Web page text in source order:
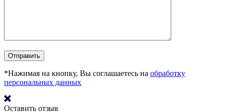
*Нажимая на кнопку, Вы соглашаетесь на обработку
персональных данных
Оставить отзыв